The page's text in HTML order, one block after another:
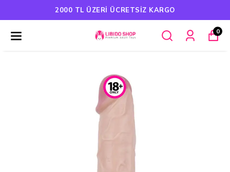
2000 TL ÜZERI ÜCRETSIZ KARGO
0